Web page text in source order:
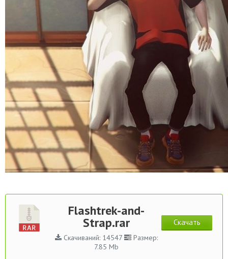
Flashtrek-and-
Strap.rar
Скачиваний: 14547
Размер:
7.85 Mb
Скачать